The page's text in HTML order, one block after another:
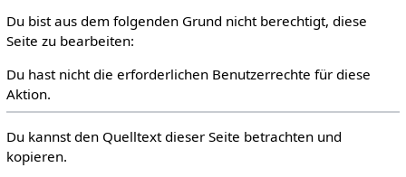
Du bist aus dem folgenden Grund nicht berechtigt, diese
Seite zu bearbeiten:
Du hast nicht die erforderlichen Benutzerrechte für diese
Aktion.
Du kannst den Quelltext dieser Seite betrachten und
kopieren.